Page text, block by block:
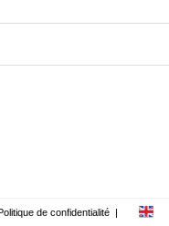
de confidentialité |